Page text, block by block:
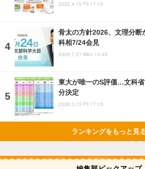
2022.4.15 Fri 17:15
骨太の方針2026、文理分
科相7/24会見
2026.7.27 Mon 10:45
東大が唯一のS評価…文科
分決定
2026.3.13 Fri 17:15
ランキングをもっと見